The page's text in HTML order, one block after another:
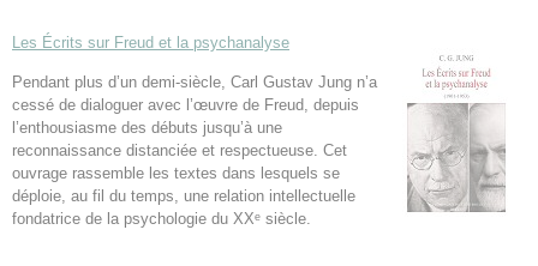
Les Écrits sur Freud et la psychanalyse
Pendant plus d’un demi-siècle, Carl Gustav Jung n’a
cessé de dialoguer avec l’œuvre de Freud, depuis
l’enthousiasme des débuts jusqu’à une
reconnaissance distanciée et respectueuse. Cet
ouvrage rassemble les textes dans lesquels se
déploie, au fil du temps, une relation intellectuelle
fondatrice de la psychologie du XXᵉ siècle.